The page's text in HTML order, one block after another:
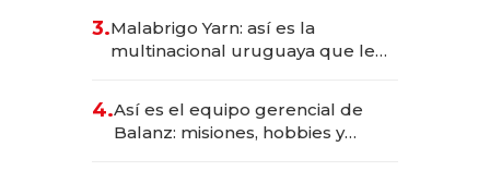
anticipación y prepara apertura
3.Malabrigo Yarn: así es la
multinacional uruguaya que le
4.Así es el equipo gerencial de
Balanz: misiones, hobbies y